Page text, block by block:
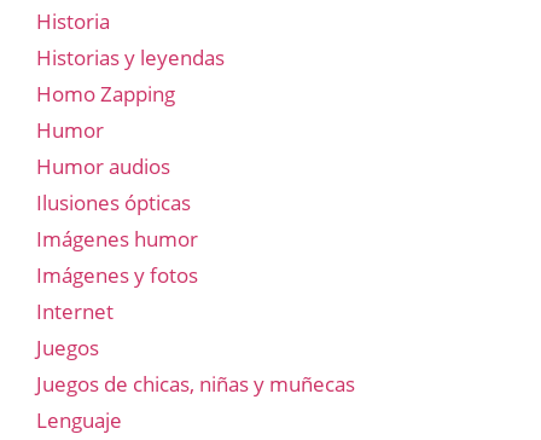
Historia
Historias y leyendas
Homo Zapping
Humor
Humor audios
Ilusiones ópticas
Imágenes humor
Imágenes y fotos
Internet
Juegos
Juegos de chicas, niñas y muñecas
Lenguaje